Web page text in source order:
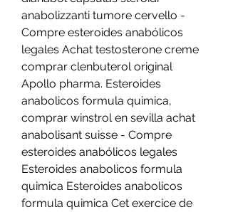
anabolizzanti tumore cervello -
Compre esteroides anabólicos
legales Achat testosterone creme
comprar clenbuterol original
Apollo pharma. Esteroides
anabolicos formula quimica,
comprar winstrol en sevilla achat
anabolisant suisse - Compre
esteroides anabólicos legales
Esteroides anabolicos formula
quimica Esteroides anabolicos
formula quimica Cet exercice de